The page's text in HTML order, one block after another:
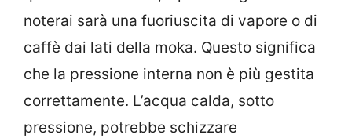
noterai sarà una fuoriuscita di vapore o di
caffè dai lati della moka. Questo significa
che la pressione interna non è più gestita
correttamente. L’acqua calda, sotto
pressione, potrebbe schizzare